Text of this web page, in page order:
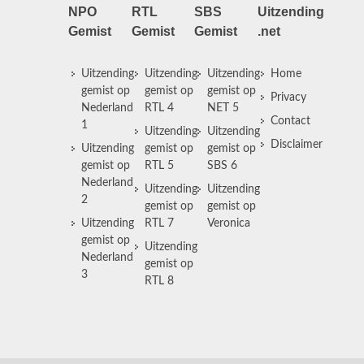
NPO
Gemist
Uitzending
gemist op
Nederland
1
Uitzending
gemist op
Nederland
2
Uitzending
gemist op
Nederland
3
RTL
Gemist
Uitzending
gemist op
RTL 4
Uitzending
gemist op
RTL 5
Uitzending
gemist op
RTL 7
Uitzending
gemist op
RTL 8
SBS
Gemist
Uitzending
gemist op
NET 5
Uitzending
gemist op
SBS 6
Uitzending
gemist op
Veronica
Uitzending
.net
Home
Privacy
Contact
Disclaimer